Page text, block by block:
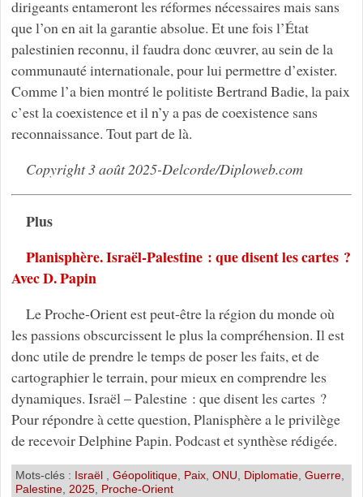
dirigeants entameront les réformes nécessaires mais sans
que l’on en ait la garantie absolue. Et une fois l’État
palestinien reconnu, il faudra donc œuvrer, au sein de la
communauté internationale, pour lui permettre d’exister.
Comme l’a bien montré le politiste Bertrand Badie, la paix
c’est la coexistence et il n’y a pas de coexistence sans
reconnaissance. Tout part de là.
Copyright 3 août 2025-Delcorde/Diploweb.com
Plus
Planisphère. Israël-Palestine : que disent les cartes ?
Avec D. Papin
Le Proche-Orient est peut-être la région du monde où
les passions obscurcissent le plus la compréhension. Il est
donc utile de prendre le temps de poser les faits, et de
cartographier le terrain, pour mieux en comprendre les
dynamiques. Israël – Palestine : que disent les cartes ?
Pour répondre à cette question, Planisphère a le privilège
de recevoir Delphine Papin. Podcast et synthèse rédigée.
Mots-clés : Israël , Géopolitique, Paix, ONU, Diplomatie, Guerre,
Palestine, 2025, Proche-Orient